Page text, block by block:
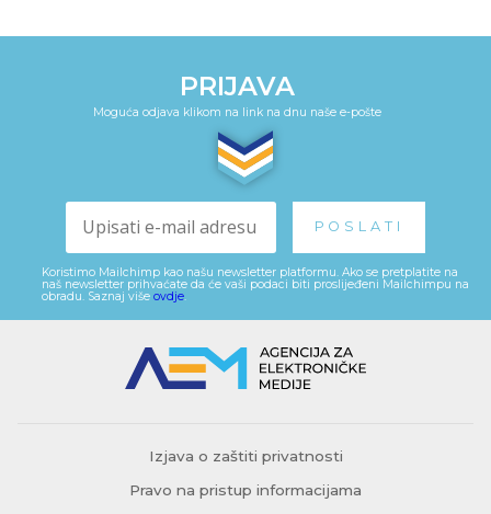
PRIJAVA
Moguća odjava klikom na link na dnu naše e-pošte
Koristimo Mailchimp kao našu newsletter platformu. Ako se pretplatite na
naš newsletter prihvaćate da će vaši podaci biti proslijeđeni Mailchimpu na
obradu. Saznaj više ovdje
Izjava o zaštiti privatnosti
Pravo na pristup informacijama